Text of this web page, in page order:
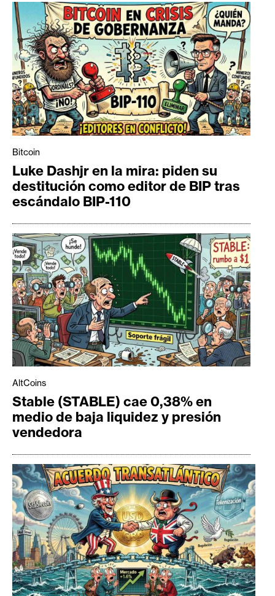
Bitcoin
Luke Dashjr en la mira: piden su
destitución como editor de BIP tras
escándalo BIP-110
AltCoins
Stable (STABLE) cae 0,38% en
medio de baja liquidez y presión
vendedora